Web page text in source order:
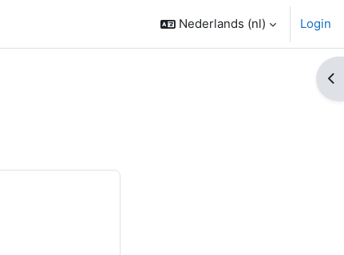
Nederlands ‎(nl)‎ Login